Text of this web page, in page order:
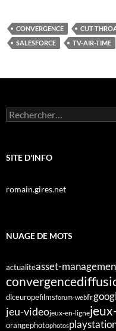
CONVERGENCE CUT-
SALESFORCE
TV-AIR-TIME
Rechercher :
SITE D'INFO
romain.gires.net
NUAGE DE MOTS
actualiteasset-
convergence
dlceuropefilmsforum-webfr
jeu-videojeux-en-ligne
orangephotophotos